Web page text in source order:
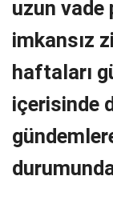
uzun vade
imkansız
haftaları
içerisinde